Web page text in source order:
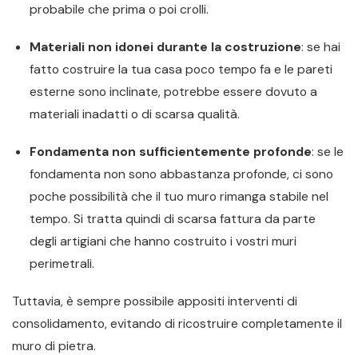
probabile che prima o poi crolli.
Materiali non idonei durante la costruzione: se hai
fatto costruire la tua casa poco tempo fa e le pareti
esterne sono inclinate, potrebbe essere dovuto a
materiali inadatti o di scarsa qualità.
Fondamenta non sufficientemente profonde: se le
fondamenta non sono abbastanza profonde, ci sono
poche possibilità che il tuo muro rimanga stabile nel
tempo. Si tratta quindi di scarsa fattura da parte
degli artigiani che hanno costruito i vostri muri
perimetrali.
Tuttavia, è sempre possibile appositi interventi di
consolidamento, evitando di ricostruire completamente il
muro di pietra.